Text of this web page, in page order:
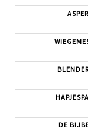
DE